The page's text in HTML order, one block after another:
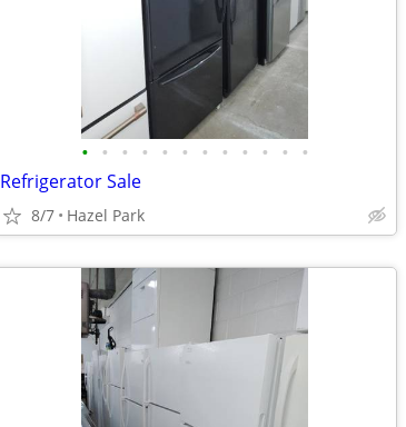
• • • • • • • • • • • •
Refrigerator Sale
8/7 Hazel Park